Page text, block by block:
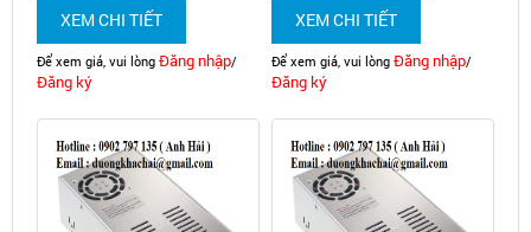
XEM CHI TIẾT
Để xem giá, vui lòng Đăng nhập/
Đăng ký
XEM CHI TIẾT
Để xem giá, vui lòng Đăng nhập/
Đăng ký